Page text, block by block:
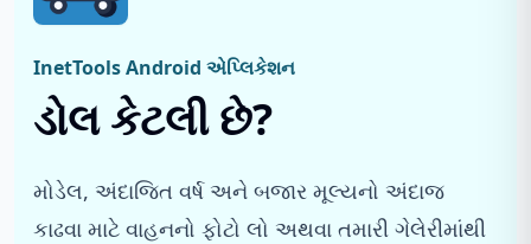
InetTools Android એપ્લિકેશન
ડોલ કેટલી છે?
મોડેલ, અંદાજિત વર્ષ અને બજાર મૂલ્યનો અંદાજ
કાઢવા માટે વાહનનો ફોટો લો અથવા તમારી ગેલેરીમાંથી